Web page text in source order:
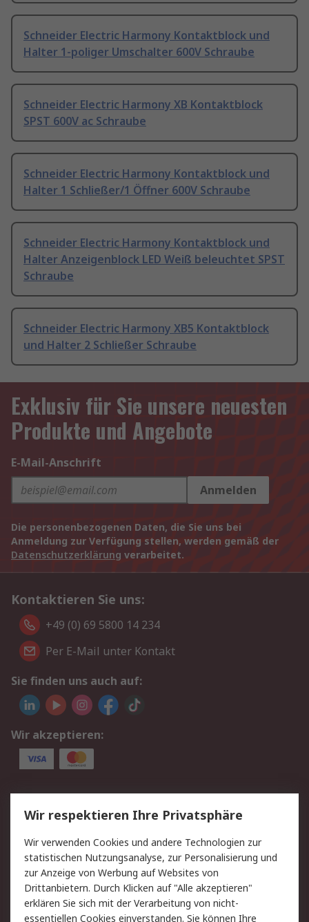
Schneider Electric Harmony Kontaktblock und
Halter 1-poliger Umschalter 600V Schraube
Schneider Electric Harmony XB Kontaktblock
SPST 600V ac Schraube
Schneider Electric Harmony Kontaktblock und
Halter 1 Schließer/1 Öffner 600V Schraube
Schneider Electric Harmony Kontaktblock und
Halter Anzeigenblock LED Weiß beleuchtet SPST
Schraube
Schneider Electric Harmony XB5 Kontaktblock
und Halter 2 Schließer Schraube
Exklusiv für Sie unsere neuesten
Produkte und Angebote
E-Mail-Anschrift
Anmelden
Die personenbezogenen Daten, die Sie uns bei
Anmeldung zur Verfügung stellen, werden gemäß der
Datenschutzerklärung verarbeitet.
Kontaktieren Sie uns:
+49 (0) 69 5800 14 234
Per E-Mail unter Kontakt
Sie finden uns auch auf:
Wir akzeptieren:
Service
Value Added Services
Lieferlösungen
Rücksendungen
Kontakt
Hilfe
Privatkunden
Rechtliches
Wir respektieren Ihre Privatsphäre
Wir verwenden Cookies und andere Technologien zur
statistischen Nutzungsanalyse, zur Personalisierung und
zur Anzeige von Werbung auf Websites von
Drittanbietern. Durch Klicken auf "Alle akzeptieren"
erklären Sie sich mit der Verarbeitung von nicht-
essentiellen Cookies einverstanden. Sie können Ihre